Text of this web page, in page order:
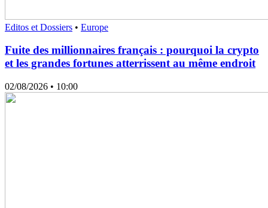
Editos et Dossiers • Europe
Fuite des millionnaires français : pourquoi la crypto
et les grandes fortunes atterrissent au même endroit
02/08/2026 • 10:00